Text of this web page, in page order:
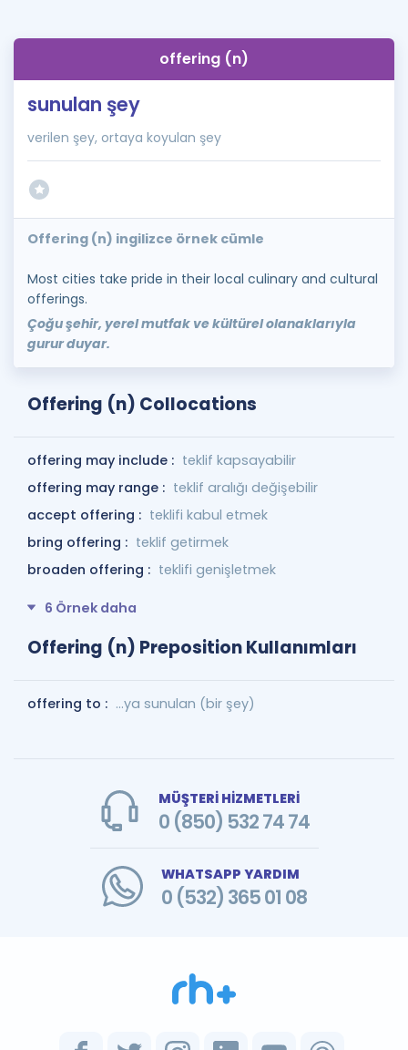
offering (n)
sunulan şey
verilen şey, ortaya koyulan şey
Offering (n) ingilizce örnek cümle
Most cities take pride in their local culinary and cultural
offerings.
Çoğu şehir, yerel mutfak ve kültürel olanaklarıyla
gurur duyar.
Offering (n) Collocations
offering may include : teklif kapsayabilir
offering may range : teklif aralığı değişebilir
accept offering : teklifi kabul etmek
bring offering : teklif getirmek
broaden offering : teklifi genişletmek
6 Örnek daha
Offering (n) Preposition Kullanımları
offering to : ...ya sunulan (bir şey)
MÜŞTERİ HİZMETLERİ
0 (850) 532 74 74
WHATSAPP YARDIM
0 (532) 365 01 08